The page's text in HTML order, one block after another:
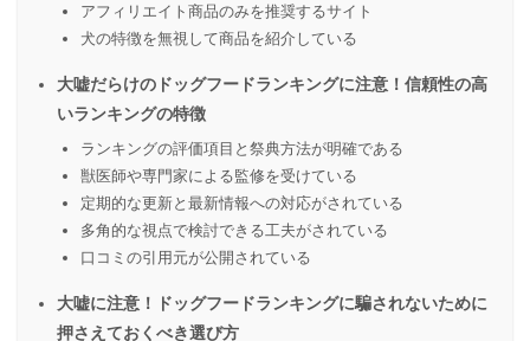
アフィリエイト商品のみを推奨するサイト
犬の特徴を無視して商品を紹介している
大嘘だらけのドッグフードランキングに注意！信頼性の高
いランキングの特徴
ランキングの評価項目と祭典方法が明確である
獣医師や専門家による監修を受けている
定期的な更新と最新情報への対応がされている
多角的な視点で検討できる工夫がされている
口コミの引用元が公開されている
大嘘に注意！ドッグフードランキングに騙されないために
押さえておくべき選び方